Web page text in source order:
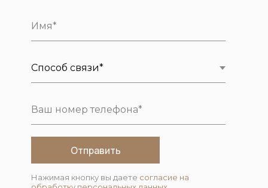
Отправить
Нажимая кнопку вы даете согласие на